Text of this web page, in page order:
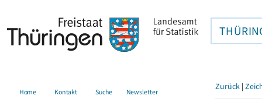
Home Kontakt Suche Newsletter Zurück |